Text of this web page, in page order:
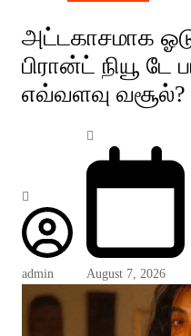
அட்டகாசமாக
பிரான்ட் நியூ
எவ்வளவு வசூல்?
admin August 7, 2026